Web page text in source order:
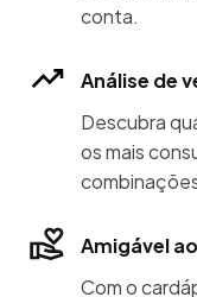
conta.
Análise de
Descubra
os mais
Amigável
Com o